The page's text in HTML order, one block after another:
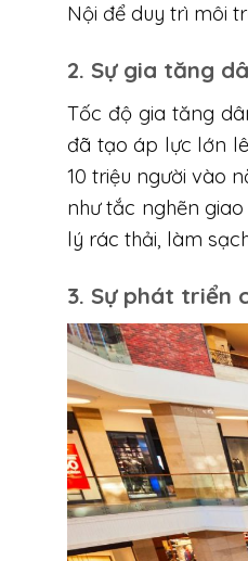
Nội để duy trì môi
2. Sự gia tăng
Tốc độ gia tăng
đã tạo áp lực lớn
10 triệu người vào
như tắc nghẽn
lý rác thải, làm
3. Sự phát triển